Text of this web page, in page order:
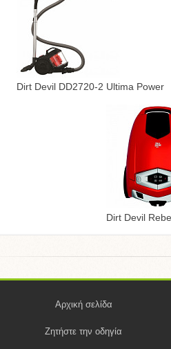
Dirt Devil DD2720-2 Ultima Power
Dirt Devil
Αρχική σελίδα
Ζητήστε την οδηγία